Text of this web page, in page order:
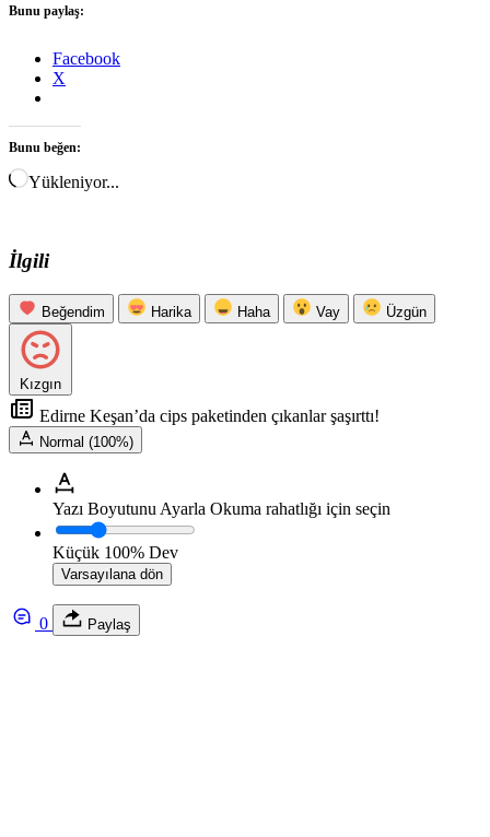
Bunu paylaş:
Facebook
X
Bunu beğen:
Yükleniyor...
İlgili
Beğendim Harika Haha Vay Üzgün
Kızgın
Edirne Keşan’da cips paketinden çıkanlar şaşırttı!
Normal (100%)
Yazı Boyutunu Ayarla Okuma rahatlığı için seçin
Küçük 100% Dev
Varsayılana dön
0 Paylaş